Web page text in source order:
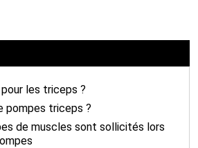
les triceps ?
pompes triceps ?
de muscles sont sollicités lors